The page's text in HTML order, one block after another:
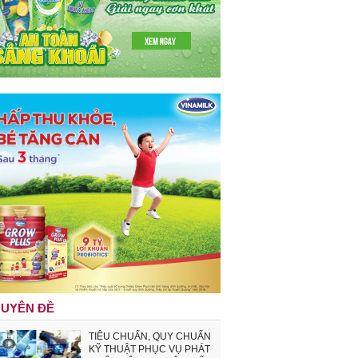
ĐỀ
TIÊU CHUẨN, QUY CHUẨN
KỸ THUẬT PHỤC VỤ PHÁT